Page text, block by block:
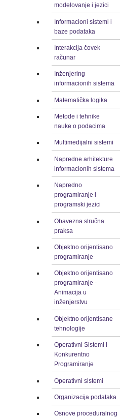
modelovanje i jezici
Informacioni sistemi i
baze podataka
Interakcija čovek
računar
Inženjering
informacionih sistema
Matematička logika
Metode i tehnike
nauke o podacima
Multimedijalni sistemi
Napredne arhitekture
informacionih sistema
Napredno
programiranje i
programski jezici
Obavezna stručna
praksa
Objektno orijentisano
programiranje
Objektno orijentisano
programiranje -
Animacija u
inženjerstvu
Objektno orijentisane
tehnologije
Operativni Sistemi i
Konkurentno
Programiranje
Operativni sistemi
Organizacija podataka
Osnove proceduralnog